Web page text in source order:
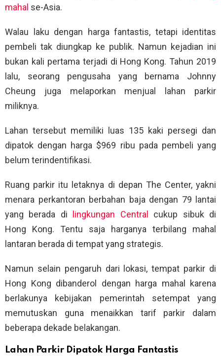
mahal se-Asia.
Walau laku dengan harga fantastis, tetapi identitas
pembeli tak diungkap ke publik. Namun kejadian ini
bukan kali pertama terjadi di Hong Kong. Tahun 2019
lalu, seorang pengusaha yang bernama Johnny
Cheung juga melaporkan menjual lahan parkir
miliknya.
Lahan tersebut memiliki luas 135 kaki persegi dan
dipatok dengan harga $969 ribu pada pembeli yang
belum terindentifikasi.
Ruang parkir itu letaknya di depan The Center, yakni
menara perkantoran berbahan baja dengan 79 lantai
yang berada di
lingkungan Central
cukup sibuk di
Hong Kong. Tentu saja harganya terbilang mahal
lantaran berada di tempat yang strategis.
Namun selain pengaruh dari lokasi, tempat parkir di
Hong Kong dibanderol dengan harga mahal karena
berlakunya kebijakan pemerintah setempat yang
memutuskan guna menaikkan tarif parkir dalam
beberapa dekade belakangan.
Lahan Parkir Dipatok Harga Fantastis